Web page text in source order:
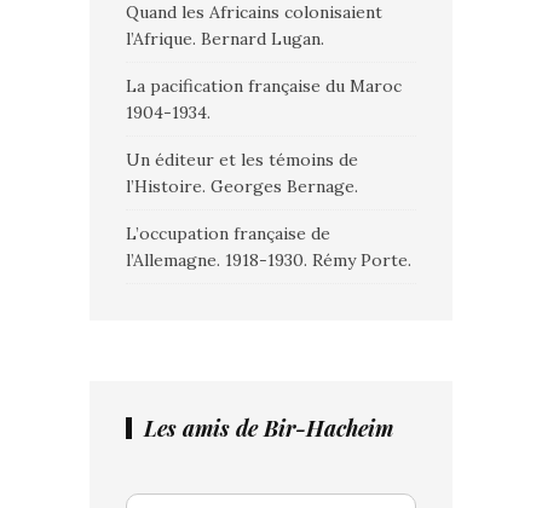
Quand les Africains colonisaient
l’Afrique. Bernard Lugan.
La pacification française du Maroc
1904-1934.
Un éditeur et les témoins de
l’Histoire. Georges Bernage.
L’occupation française de
l’Allemagne. 1918-1930. Rémy Porte.
Les amis de Bir-Hacheim